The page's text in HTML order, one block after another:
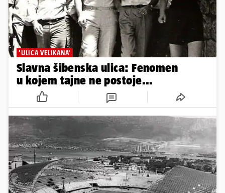
'ULICA VELIKANA'
Slavna šibenska ulica: Fenomen
u kojem tajne ne postoje...